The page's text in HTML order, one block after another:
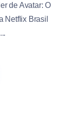
de Avatar: O
Netflix Brasil